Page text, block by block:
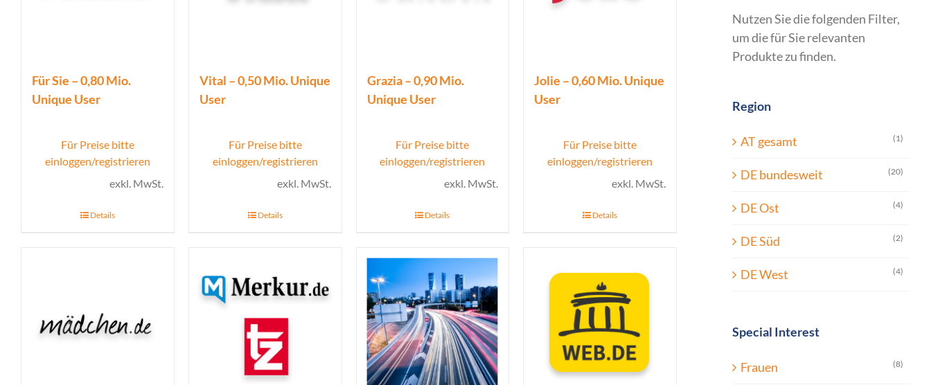
Für Sie – 0,80 Mio.
Unique User
Für Preise bitte
einloggen/registrieren
exkl. MwSt.
Details
Vital – 0,50 Mio. Unique
User
Für Preise bitte
einloggen/registrieren
exkl. MwSt.
Details
Grazia – 0,90 Mio.
Unique User
Für Preise bitte
einloggen/registrieren
exkl. MwSt.
Details
Jolie – 0,60 Mio. Unique
User
Für Preise bitte
einloggen/registrieren
exkl. MwSt.
Details
Nutzen Sie die folgenden Filter,
um die für Sie relevanten
Produkte zu finden.
Region
AT gesamt (1)
DE bundesweit (20)
DE Ost (4)
DE Süd (2)
DE West (4)
Special Interest
Frauen (8)